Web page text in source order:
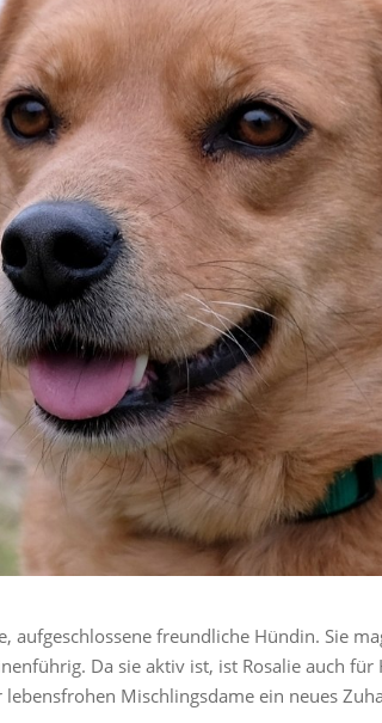
aufgeschlossene freundliche Hündin. Sie
Da sie aktiv ist, ist Rosalie auch
Mischlingsdame ein neues